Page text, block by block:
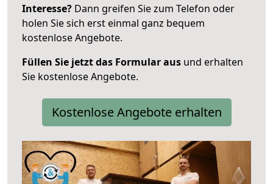
Interesse? Dann greifen Sie zum Telefon oder
holen Sie sich erst einmal ganz bequem
kostenlose Angebote.
Füllen Sie jetzt das Formular aus und erhalten
Sie kostenlose Angebote.
Kostenlose Angebote erhalten